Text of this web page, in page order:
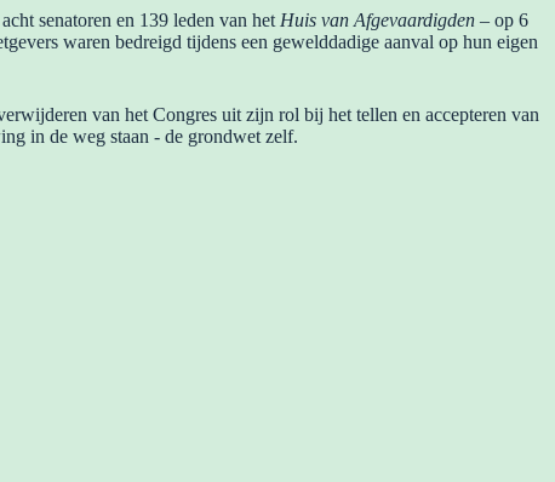
senatoren en 139 leden van het Huis van Afgevaardigden – op 6
waren bedreigd tijdens een gewelddadige aanval op hun eigen
van het Congres uit zijn rol bij het tellen en accepteren van
in de weg staan ​​- de grondwet zelf.